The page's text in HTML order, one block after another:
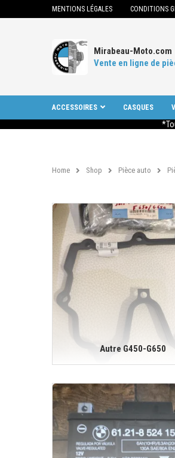
MENTIONS LÉGALES CONDITIONS
Mirabeau-Moto.com
Vente en ligne de
ACCESSOIRES CASQUES
Home Shop Pièce auto
Autre G450-G650